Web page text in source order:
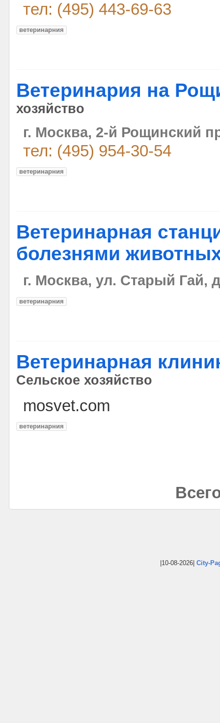
тел: (495) 443-69-63
ветеринарния
Ветеринария на
хозяйство
г. Москва, 2-й Рощинский
тел: (495) 954-30-54
ветеринарния
Ветеринарная
болезнями
г. Москва, ул. Старый Гай,
ветеринарния
Ветеринарная
Сельское хозяйство
mosvet.com
ветеринарния
|10-08-2026| City-